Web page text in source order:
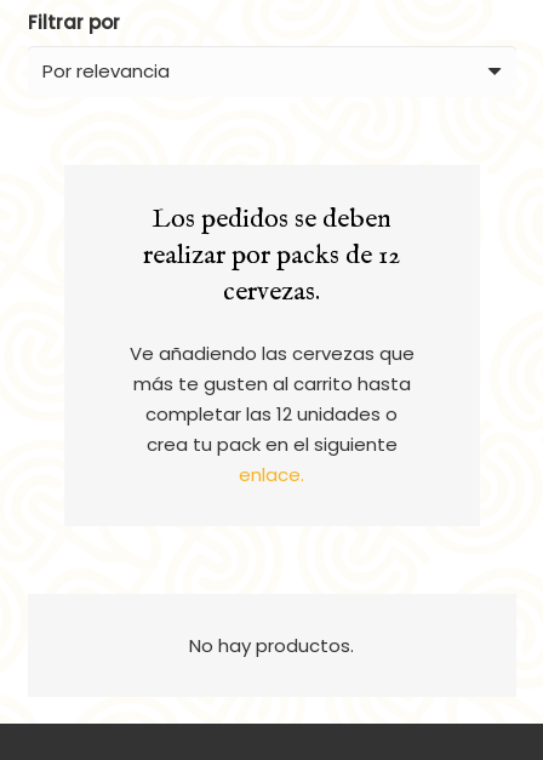
Filtrar por
Los pedidos se deben
realizar por packs de 12
cervezas.
Ve añadiendo las cervezas que
más te gusten al carrito hasta
completar las 12 unidades o
crea tu pack en el siguiente
enlace.
No hay productos.